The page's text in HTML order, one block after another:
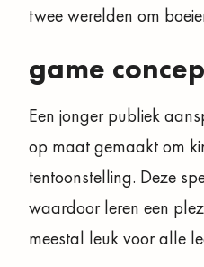
twee werelden om
game
Een jonger publiek
op maat gemaakt om
tentoonstelling. Deze
waardoor leren een
meestal leuk voor alle